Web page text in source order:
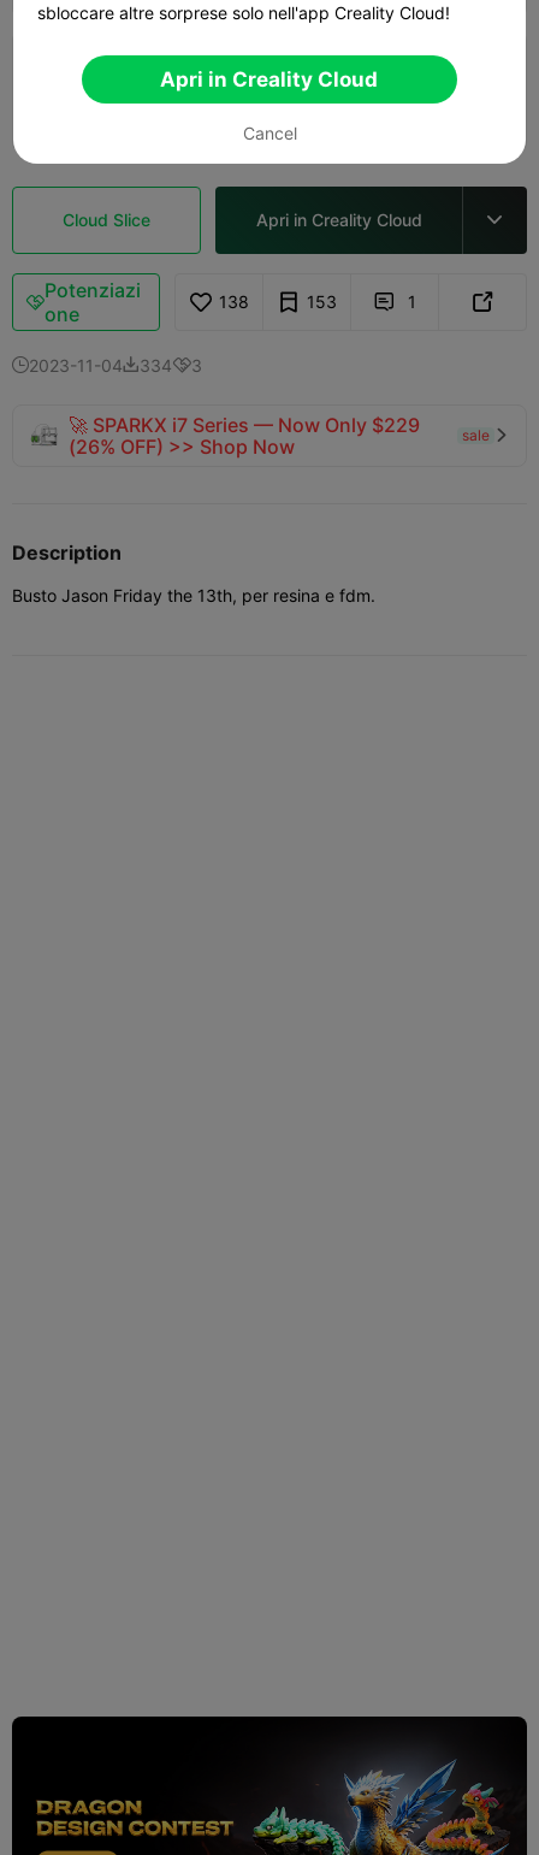
0.2mm layer, 3 walls, 15% infill
 06h 28m  2 plates  205.24g
Cloud Slice Apri in Creality Cloud 
Potenziazi
one
138 153  1 
2023-11-043343
🚀 SPARKX i7 Series — Now Only $229
(26% OFF) >> Shop Now
sale 
Description
Busto Jason Friday the 13th, per resina e fdm.
sbloccare altre sorprese solo nell'app Creality Cloud!
Apri in Creality Cloud
Cancel